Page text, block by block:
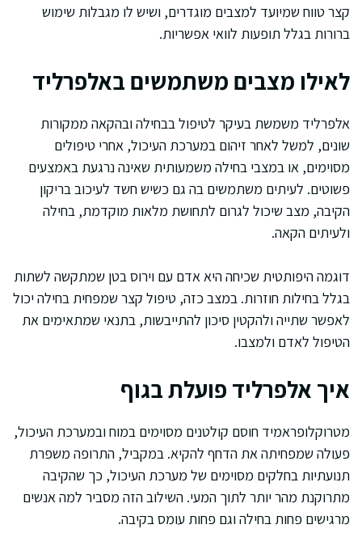
קצר טווח שמיועד למצבים מוגדרים, ושיש לו מגבלות שימוש
ברורות בגלל תופעות לוואי אפשריות.
לאילו מצבים משתמשים באלפרליד
אלפרליד משמשת בעיקר לטיפול בבחילה ובהקאה ממקורות
שונים, למשל לאחר זיהום במערכת העיכול, אחרי טיפולים
מסוימים, או במצבי בחילה משמעותית שאינה נרגעת באמצעים
פשוטים. לעיתים משתמשים בה גם כשיש חשד לעיכוב בריקון
הקיבה, מצב שיכול לגרום לתחושת מלאות מוקדמת, בחילה
ולעיתים הקאה.
דוגמה היפותטית שכיחה היא אדם עם וירוס בטן שמתקשה לשתות
בגלל בחילות חוזרות. במצב כזה, טיפול קצר שמפחית בחילה יכול
לאפשר שתייה ולהקטין סיכון להתייבשות, בתנאי שמתאימים את
הטיפול לאדם ולמצבו.
איך אלפרליד פועלת בגוף
מטרוקלופראמיד חוסם קולטנים מסוימים במוח ובמערכת העיכול,
פעולה שמפחיתה את הדחף להקיא. במקביל, התרופה משפרת
תנועתיות בחלקים מסוימים של מערכת העיכול, כך שהקיבה
מתרוקנת מהר יותר לתוך המעי. השילוב הזה מסביר למה אנשים
מרגישים פחות בחילה וגם פחות עומס בקיבה.